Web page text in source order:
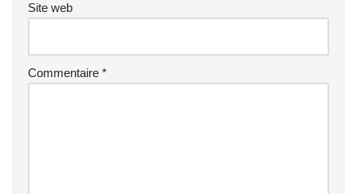
Site web
Commentaire *